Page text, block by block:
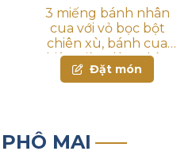
3 miếng bánh nhân
cua với vỏ bọc bột
chiên xù, bánh cua
chiên giòn dùng kèm
bắp áp chảo và hành
Đặt món
MAI